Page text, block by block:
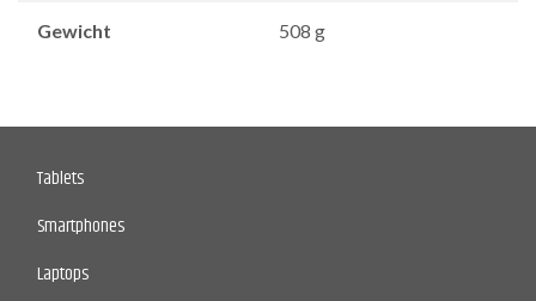
Gewicht 508 g
Tablets
Smartphones
Laptops